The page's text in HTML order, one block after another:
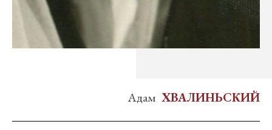
Адам ХВАЛИНЬСКИЙ